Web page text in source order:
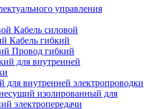
управления
Кабель силовой
Кабель гибкий
Провод гибкий
для внутренней электропроводки